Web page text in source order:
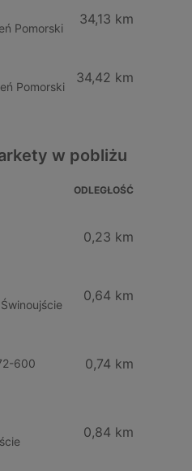
Pomorski
34,13 km
Pomorski
34,42 km
w pobliżu
ODLEGŁOŚĆ
0,23 km
0,64 km
600
0,74 km
0,84 km